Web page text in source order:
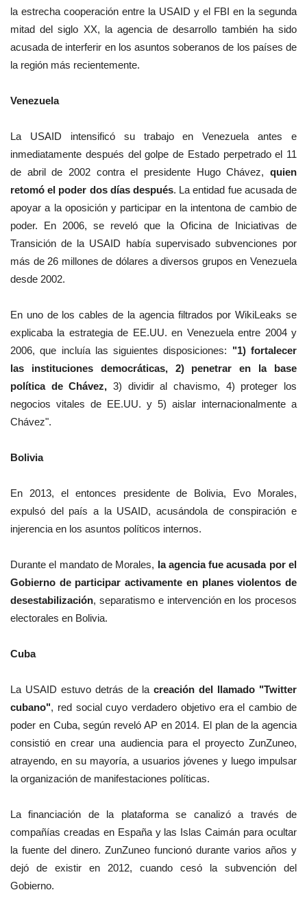
la estrecha cooperación entre la USAID y el FBI en la segunda
mitad del siglo XX, la agencia de desarrollo también ha sido
acusada de interferir en los asuntos soberanos de los países de
la región más recientemente.
Venezuela
La USAID intensificó su trabajo en Venezuela antes e
inmediatamente después del golpe de Estado perpetrado el 11
de abril de 2002 contra el presidente Hugo Chávez, quien
retomó el poder dos días después. La entidad fue acusada de
apoyar a la oposición y participar en la intentona de cambio de
poder. En 2006, se reveló que la Oficina de Iniciativas de
Transición de la USAID había supervisado subvenciones por
más de 26 millones de dólares a diversos grupos en Venezuela
desde 2002.
En uno de los cables de la agencia filtrados por WikiLeaks se
explicaba la estrategia de EE.UU. en Venezuela entre 2004 y
2006, que incluía las siguientes disposiciones: "1) fortalecer
las instituciones democráticas, 2) penetrar en la base
política de Chávez, 3) dividir al chavismo, 4) proteger los
negocios vitales de EE.UU. y 5) aislar internacionalmente a
Chávez".
Bolivia
En 2013, el entonces presidente de Bolivia, Evo Morales,
expulsó del país a la USAID, acusándola de conspiración e
injerencia en los asuntos políticos internos.
Durante el mandato de Morales, la agencia fue acusada por el
Gobierno de participar activamente en planes violentos de
desestabilización, separatismo e intervención en los procesos
electorales en Bolivia.
Cuba
La USAID estuvo detrás de lacreación del llamado "Twitter
cubano", red social cuyo verdadero objetivo era el cambio de
poder en Cuba, según reveló AP en 2014. El plan de la agencia
consistió en crear una audiencia para el proyecto ZunZuneo,
atrayendo, en su mayoría, a usuarios jóvenes y luego impulsar
la organización de manifestaciones políticas.
La financiación de la plataforma se canalizó a través de
compañías creadas en España y las Islas Caimán para ocultar
la fuente del dinero. ZunZuneo funcionó durante varios años y
dejó de existir en 2012, cuando cesó la subvención del
Gobierno.